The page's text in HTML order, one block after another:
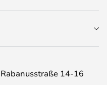
Rabanusstraße 14-16